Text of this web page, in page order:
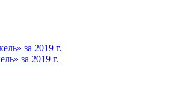
за 2019 г.
за 2019 г.